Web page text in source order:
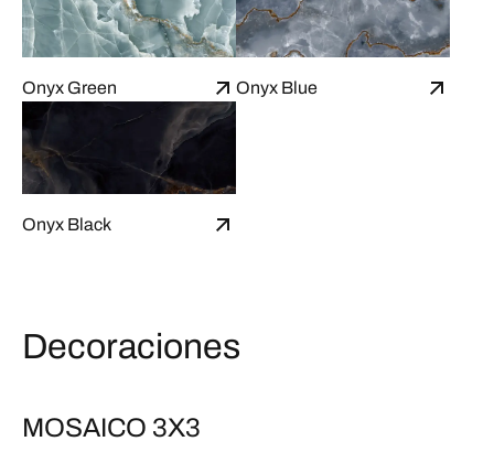
Onyx Green Onyx Blue
Onyx Black
Decoraciones
MOSAICO 3X3